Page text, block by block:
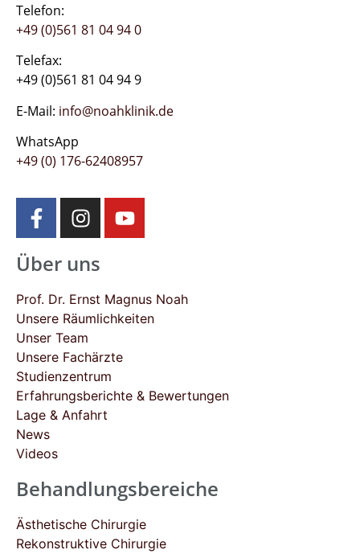
Telefon:
+49 (0)561 81 04 94 0
Telefax:
+49 (0)561 81 04 94 9
E-Mail: info@noahklinik.de
WhatsApp
+49 (0) 176-62408957
Über uns
Prof. Dr. Ernst Magnus Noah
Unsere Räumlichkeiten
Unser Team
Unsere Fachärzte
Studienzentrum
Erfahrungsberichte & Bewertungen
Lage & Anfahrt
News
Videos
Behandlungsbereiche
Ästhetische Chirurgie
Rekonstruktive Chirurgie